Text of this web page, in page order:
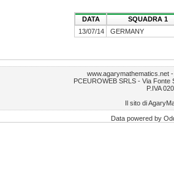
DATA
SQUADRA 1
13/07/14
GERMANY
www.agarymathematics.net
PCEUROWEB SRLS - Via
P.IVA
Il sito di
Data powered by